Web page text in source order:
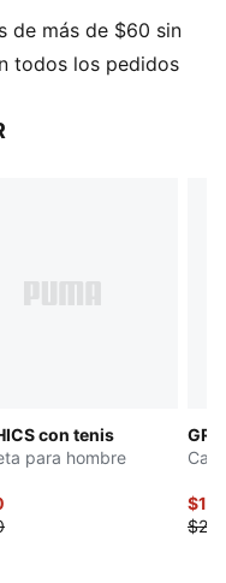
de más de $60 sin
todos los pedidos
con tenis
para hombre